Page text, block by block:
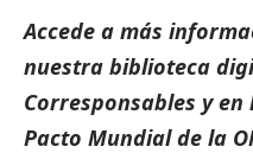
Accede a más
nuestra biblioteca
Corresponsables y en
Pacto Mundial de la